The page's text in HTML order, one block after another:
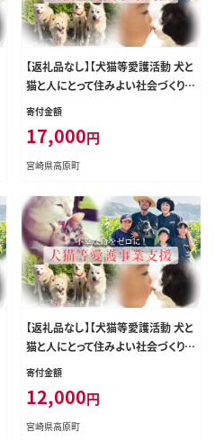
【返礼品なし】【犬猫等愛護活動 犬と
猫と人にとって住みよい社会づくりを
応援】宮崎県 高原町 特定非営利活
P00056
寄付金額
17,000円
宮崎県高原町
【返礼品なし】【犬猫等愛護活動 犬と
猫と人にとって住みよい社会づくりを
応援】宮崎県 高原町 特定非営利活
P00056
寄付金額
12,000円
宮崎県高原町